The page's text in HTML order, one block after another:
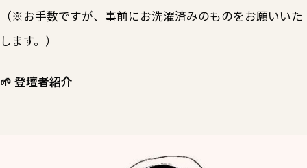
（※お手数ですが、事前にお洗濯済みのものをお願いいた
します。）
🌱 登壇者紹介